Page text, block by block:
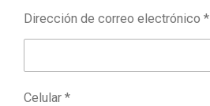
Dirección de correo electrónico *
Celular *